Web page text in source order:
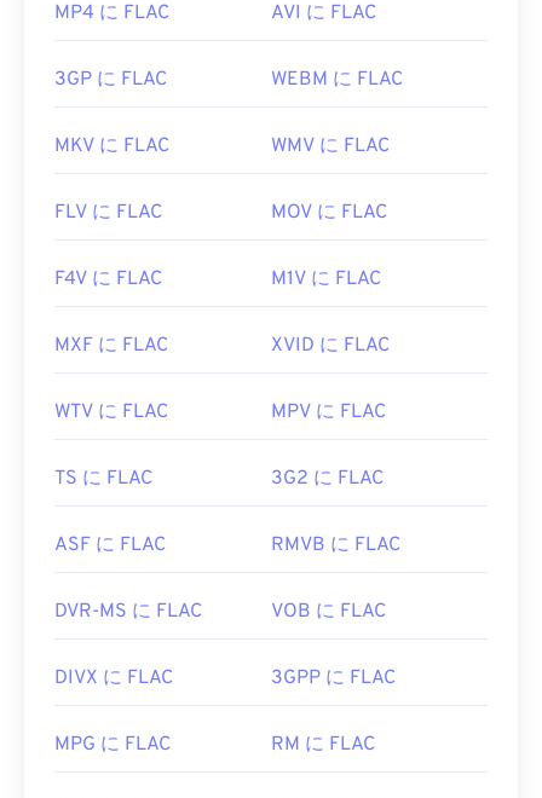
MP4 に FLAC AVI に FLAC
3GP に FLAC WEBM に FLAC
MKV に FLAC WMV に FLAC
FLV に FLAC MOV に FLAC
F4V に FLAC M1V に FLAC
MXF に FLAC XVID に FLAC
WTV に FLAC MPV に FLAC
TS に FLAC 3G2 に FLAC
ASF に FLAC RMVB に FLAC
DVR-MS に FLAC VOB に FLAC
DIVX に FLAC 3GPP に FLAC
MPG に FLAC RM に FLAC